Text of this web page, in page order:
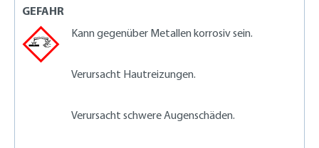
GEFAHR
Kann gegenüber Metallen korrosiv sein.
Verursacht Hautreizungen.
Verursacht schwere Augenschäden.